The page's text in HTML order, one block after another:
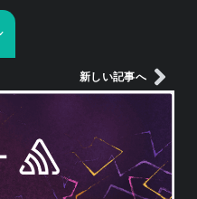
新しい記事へ